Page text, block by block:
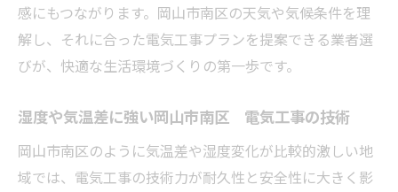
感にもつながります。岡山市南区の天気や気候条件を理
解し、それに合った電気工事プランを提案できる業者選
びが、快適な生活環境づくりの第一歩です。
湿度や気温差に強い岡山市南区 電気工事の技術
岡山市南区のように気温差や湿度変化が比較的激しい地
域では、電気工事の技術力が耐久性と安全性に大きく影